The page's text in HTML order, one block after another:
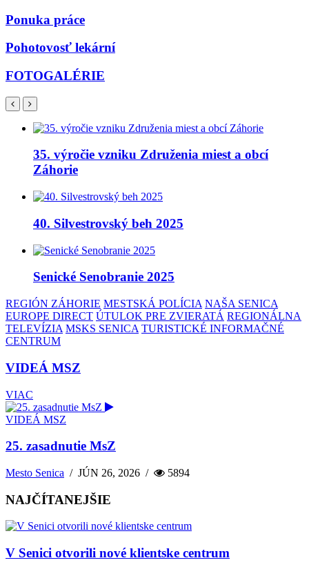
Ponuka práce
Pohotovosť lekární
FOTOGALÉRIE
35. výročie vzniku Združenia miest a obcí
Záhorie
40. Silvestrovský beh 2025
Senické Senobranie 2025
REGIÓN ZÁHORIE MESTSKÁ POLÍCIA NAŠA SENICA
EUROPE DIRECT ÚTULOK PRE ZVIERATÁ REGIONÁLNA
TELEVÍZIA MSKS SENICA TURISTICKÉ INFORMAČNÉ
CENTRUM
VIDEÁ MSZ
VIAC
VIDEÁ MSZ
25. zasadnutie MsZ
Mesto Senica /JÚN 26, 2026 / 5894
NAJČÍTANEJŠIE
V Senici otvorili nové klientske centrum